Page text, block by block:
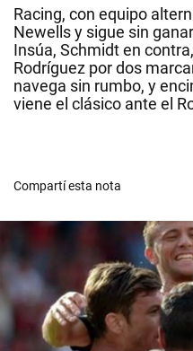
Racing, con equipo
Newells y sigue sin
Insúa, Schmidt en
Rodríguez por dos
navega sin rumbo, y
viene el clásico ante el
Compartí esta nota